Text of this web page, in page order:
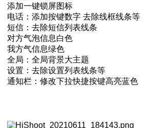
添加一键锁屏图标
电话：添加按键数字 去除线框线条等
短信：去除短信列表线条
对方气泡信息白色
我方气信息绿色
全局：全局背景大主题
设置：去除设置列表线条等
通知栏：修改下拉快捷按键高亮蓝色